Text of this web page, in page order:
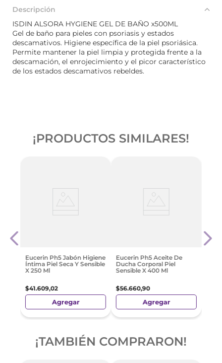
Descripción
ISDIN ALSORA HYGIENE GEL DE BAÑO x500ML
Gel de baño para pieles con psoriasis y estados
descamativos. Higiene específica de la piel psoriásica.
Permite mantener la piel limpia y protegida frente a la
descamación, el enrojecimiento y el picor característico
de los estados descamativos rebeldes.
¡PRODUCTOS SIMILARES!
Eucerin Ph5 Jabón Higiene
Íntima Piel Seca Y Sensible
X 250 Ml
$41.609,02
Agregar
Eucerin Ph5 Aceite De
Ducha Corporal Piel
Sensible X 400 Ml
$56.660,90
Agregar
Seca
¡TAMBIÉN COMPRARON!